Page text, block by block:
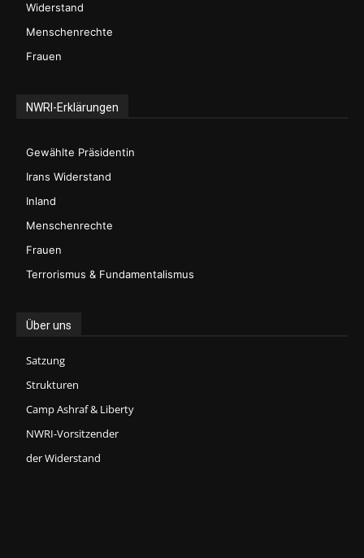
Widerstand
Menschenrechte
Frauen
NWRI-Erklärungen
Gewählte Präsidentin
Irans Widerstand
Inland
Menschenrechte
Frauen
Terrorismus & Fundamentalismus
Über uns
Satzung
Strukturen
Camp Ashraf & Liberty
NWRI-Vorsitzender
der Widerstand